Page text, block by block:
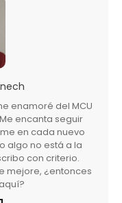
enamoré del MCU
encanta seguir
en cada nuevo
algo no está a la
con criterio.
mejore, ¿entonces